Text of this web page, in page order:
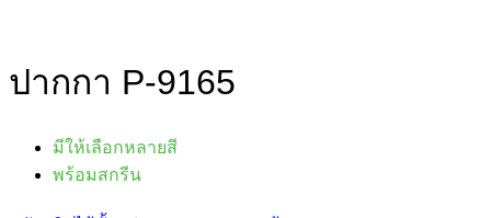
ปากกา P-9165
มีให้เลือกหลายสี
พร้อมสกรีน